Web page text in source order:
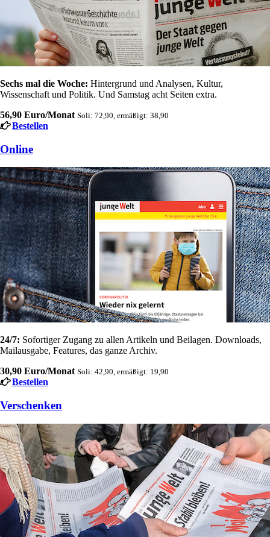
Sechs mal die Woche: Hintergrund und Analysen, Kultur,
Wissenschaft und Politik. Und Samstag acht Seiten extra.
56,90 Euro/Monat Soli: 72,90, ermäßigt: 38,90
Bestellen
Online
24/7: Sofortiger Zugang zu allen Artikeln und Beilagen. Downloads,
Mailausgabe, Features, das ganze Archiv.
30,90 Euro/Monat Soli: 42,90, ermäßigt: 19,90
Bestellen
Verschenken